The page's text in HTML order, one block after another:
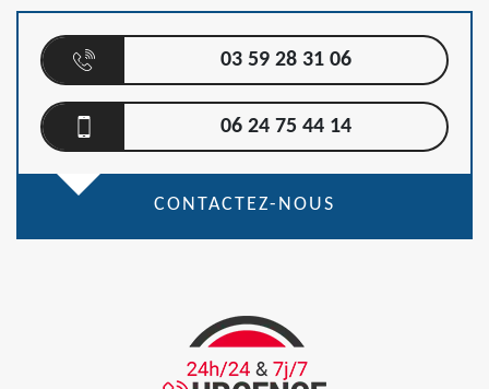
03 59 28 31 06
06 24 75 44 14
CONTACTEZ-NOUS